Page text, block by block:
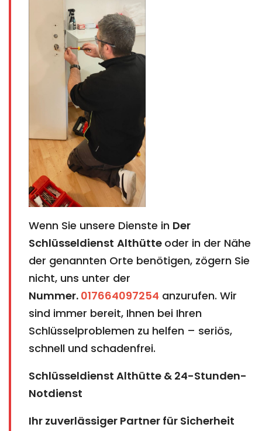
Wenn Sie unsere Dienste in Der
Schlüsseldienst Althütte​​​​​​​​​​​​​​ oder in der Nähe
der genannten Orte benötigen, zögern Sie
nicht, uns unter der
Nummer. 017664097254 anzurufen. Wir
sind immer bereit, Ihnen bei Ihren
Schlüsselproblemen zu helfen – seriös,
schnell und schadenfrei.
Schlüsseldienst Althütte & 24-Stunden-
Notdienst
Ihr zuverlässiger Partner für Sicherheit